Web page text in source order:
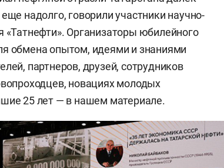
надолго, говорили участники научно-
«Татнефти». Организаторы юбилейного
обмена опытом, идеями и знаниями
партнеров, друзей, сотрудников
новациях молодых
25 лет — в нашем материале.